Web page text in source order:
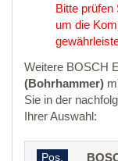
Bitte prüfen
um die
Weitere BOSCH
(Bohrhammer)
Sie in der
Ihrer Auswahl:
Pos.